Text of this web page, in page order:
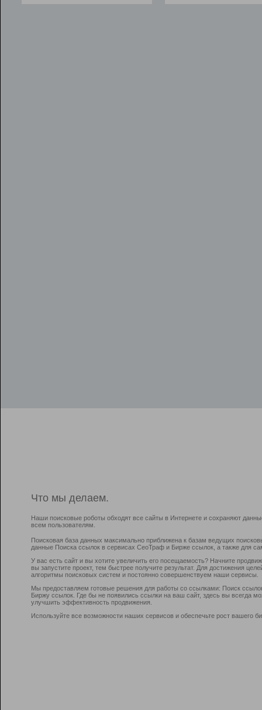
Что мы делаем.
Наши поисковые роботы обходят все сайты в Интернете и сохраняют
всем пользователям.
Поисковая база данных максимально приближена к базам ведущих
данные Поиска ссылок в сервисах СеоТраф и Бирже ссылок, а также для
У вас есть сайт и вы хотите увеличить его посещаемость? Начните
вы запустите проект, тем быстрее получите результат. Для достижения
алгоритмы поисковых систем и постоянно совершенствуем наши сервисы.
Мы предоставляем готовые решения для работы со ссылками: Поиск
Биржу ссылок. Где бы не появились ссылки на ваш сайт, здесь вы всегда
улучшить эффективность продвижения.
Используйте все возможности наших сервисов и обеспечьте рост вашего